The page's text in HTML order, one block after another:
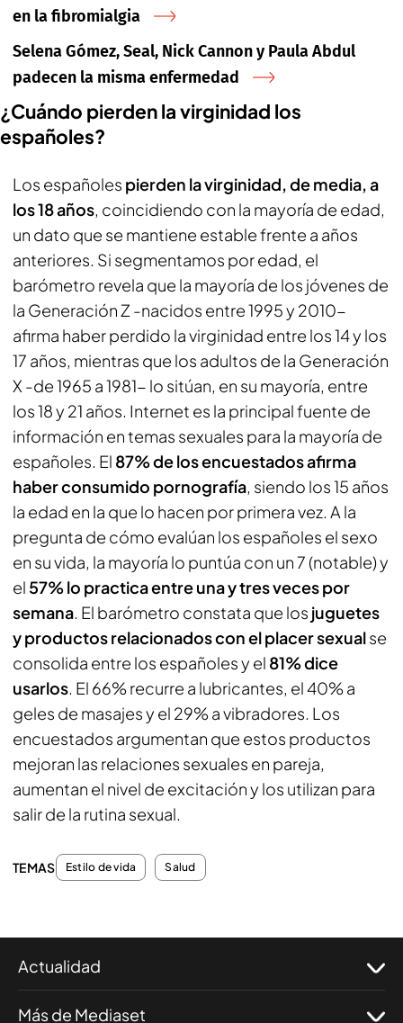
en la fibromialgia
Selena Gómez, Seal, Nick Cannon y Paula Abdul
padecen la misma enfermedad
¿Cuándo pierden la virginidad los
españoles?
Los españoles pierden la virginidad, de media, a
los 18 años, coincidiendo con la mayoría de edad,
un dato que se mantiene estable frente a años
anteriores. Si segmentamos por edad, el
barómetro revela que la mayoría de los jóvenes de
la Generación Z -nacidos entre 1995 y 2010-
afirma haber perdido la virginidad entre los 14 y los
17 años, mientras que los adultos de la Generación
X -de 1965 a 1981- lo sitúan, en su mayoría, entre
los 18 y 21 años. Internet es la principal fuente de
información en temas sexuales para la mayoría de
españoles. El 87% de los encuestados afirma
haber consumido pornografía, siendo los 15 años
la edad en la que lo hacen por primera vez. A la
pregunta de cómo evalúan los españoles el sexo
en su vida, la mayoría lo puntúa con un 7 (notable) y
el 57% lo practica entre una y tres veces por
semana. El barómetro constata que los juguetes
y productos relacionados con el placer sexualse
consolida entre los españoles y el 81% dice
usarlos. El 66% recurre a lubricantes, el 40% a
geles de masajes y el 29% a vibradores. Los
encuestados argumentan que estos productos
mejoran las relaciones sexuales en pareja,
aumentan el nivel de excitación y los utilizan para
salir de la rutina sexual.
TEMAS Estilo de vida Salud
Actualidad
Más de Mediaset